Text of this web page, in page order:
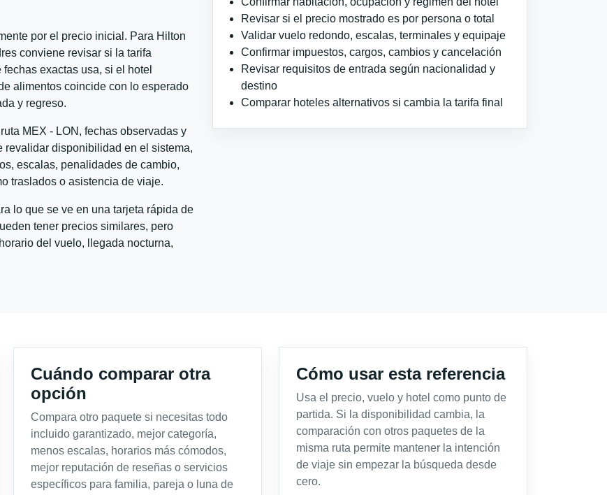
por el precio inicial. Para Hilton
conviene revisar si la tarifa
exactas usa, si el hotel
alimentos coincide con lo esperado
y regreso.
MEX - LON, fechas observadas y
revalidar disponibilidad en el sistema,
escalas, penalidades de cambio,
traslados o asistencia de viaje.
lo que se ve en una tarjeta rápida de
tener precios similares, pero
del vuelo, llegada nocturna,
Revisar si el precio mostrado es por persona o total
Validar vuelo redondo, escalas, terminales y equipaje
Confirmar impuestos, cargos, cambios y cancelación
Revisar requisitos de entrada según nacionalidad y
destino
Comparar hoteles alternativos si cambia la tarifa final
Cuándo comparar otra
opción
Compara otro paquete si necesitas todo
incluido garantizado, mejor categoría,
menos escalas, horarios más cómodos,
mejor reputación de reseñas o servicios
específicos para familia, pareja o luna de
Cómo usar esta referencia
Usa el precio, vuelo y hotel como punto de
partida. Si la disponibilidad cambia, la
comparación con otros paquetes de la
misma ruta permite mantener la intención
de viaje sin empezar la búsqueda desde
cero.